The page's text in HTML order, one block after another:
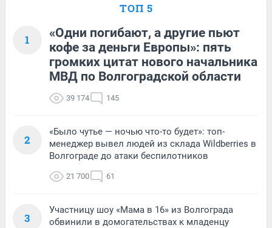
ТОП 5
1
«Одни погибают, а другие пьют
кофе за деньги Европы»: пять
громких цитат нового начальника
МВД по Волгоградской области
39 174 145
2
«Было чутье — ночью что-то будет»: топ-
менеджер вывел людей из склада Wildberries в
Волгограде до атаки беспилотников
21 700 61
3
Участницу шоу «Мама в 16» из Волгограда
обвинили в домогательствах к младенцу